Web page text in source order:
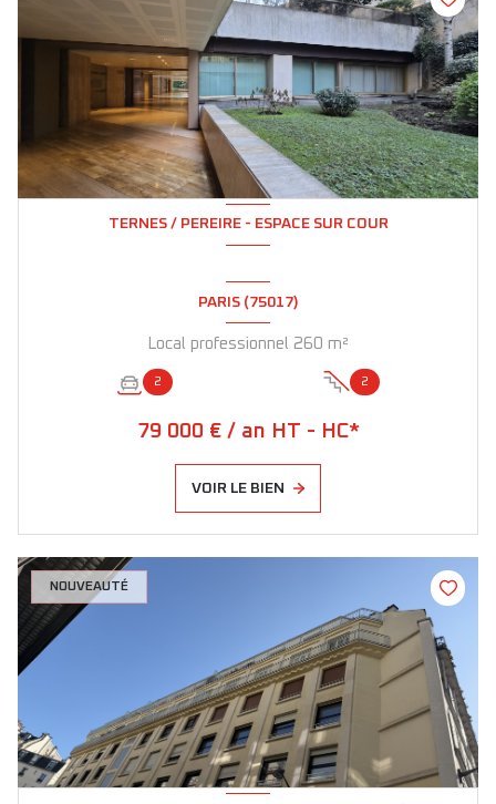
TERNES / PEREIRE - ESPACE SUR COUR
PARIS (75017)
Local professionnel 260 m²
2 2
79 000 € / an HT - HC*
VOIR LE BIEN
NOUVEAUTÉ